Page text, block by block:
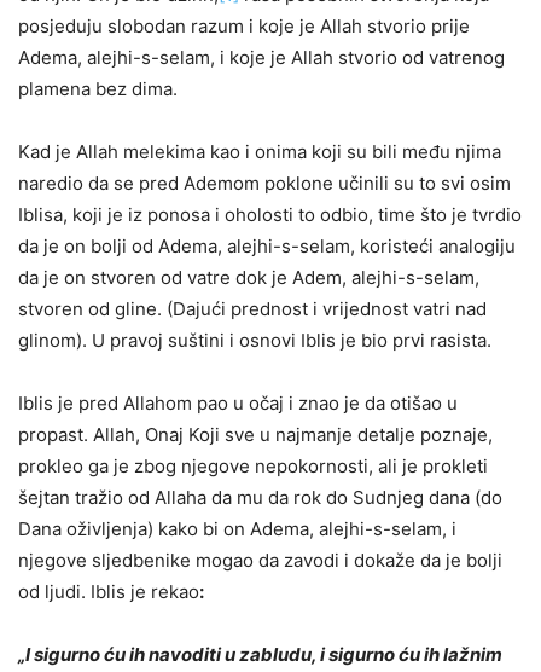
posjeduju slobodan razum i koje je Allah stvorio prije
Adema, alejhi-s-selam, i koje je Allah stvorio od vatrenog
plamena bez dima.
Kad je Allah melekima kao i onima koji su bili među njima
naredio da se pred Ademom poklone učinili su to svi osim
Iblisa, koji je iz ponosa i oholosti to odbio, time što je tvrdio
da je on bolji od Adema, alejhi-s-selam, koristeći analogiju
da je on stvoren od vatre dok je Adem, alejhi-s-selam,
stvoren od gline. (Dajući prednost i vrijednost vatri nad
glinom). U pravoj suštini i osnovi Iblis je bio prvi rasista.
Iblis je pred Allahom pao u očaj i znao je da otišao u
propast. Allah, Onaj Koji sve u najmanje detalje poznaje,
prokleo ga je zbog njegove nepokornosti, ali je prokleti
šejtan tražio od Allaha da mu da rok do Sudnjeg dana (do
Dana oživljenja) kako bi on Adema, alejhi-s-selam, i
njegove sljedbenike mogao da zavodi i dokaže da je bolji
od ljudi. Iblis je rekao:
„I sigurno ću ih navoditi u zabludu, i sigurno ću ih lažnim